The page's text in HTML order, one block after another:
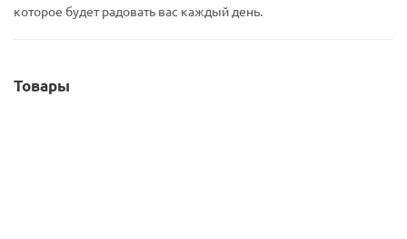
которое будет радовать вас каждый день.
Товары